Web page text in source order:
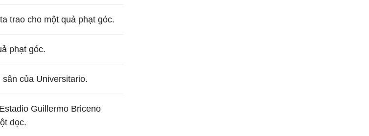
trao cho một quả phạt góc.
phạt góc.
của Universitario.
Guillermo Briceno
dọc.